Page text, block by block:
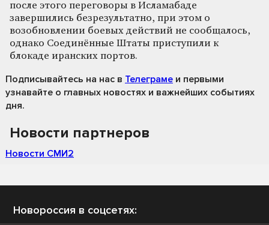
после этого переговоры в Исламабаде
завершились безрезультатно, при этом о
возобновлении боевых действий не сообщалось,
однако Соединённые Штаты приступили к
блокаде иранских портов.
Подписывайтесь на нас в Телеграме и первыми
узнавайте о главных новостях и важнейших событиях
дня.
Новости партнеров
Новости СМИ2
Новороссия в соцсетях: